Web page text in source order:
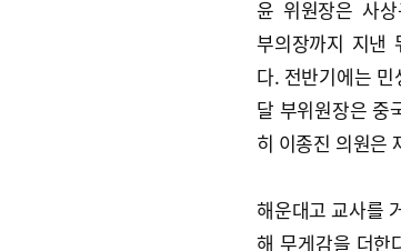
윤 위원장은 사
부의장까지 지낸
다. 전반기에는
달 부위원장은 중
히 이종진 의원은
해운대고 교사를
해 무게감을 더한